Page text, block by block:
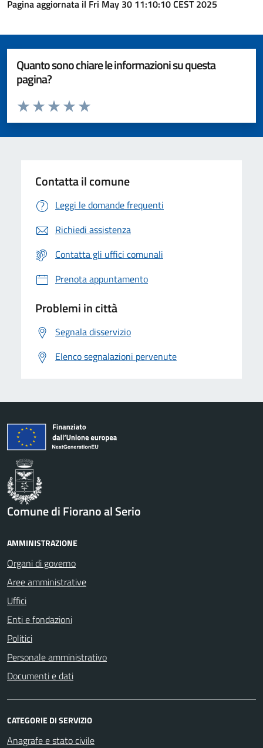
Pagina aggiornata il Fri May 30 11:10:10 CEST 2025
Quanto sono chiare le informazioni su questa
pagina?
Valuta da 1 a 5 stelle la pagina
Valuta 5 stelle su 5
Valuta 4 stelle su 5
Valuta 3 stelle su 5
Valuta 2 stelle su 5
Valuta 1 stelle su 5
Contatta il comune
Leggi le domande frequenti
Richiedi assistenza
Contatta gli uffici comunali
Prenota appuntamento
Problemi in città
Segnala disservizio
Elenco segnalazioni pervenute
Comune di Fiorano al Serio
AMMINISTRAZIONE
Organi di governo
Aree amministrative
Uffici
Enti e fondazioni
Politici
Personale amministrativo
Documenti e dati
CATEGORIE DI SERVIZIO
Anagrafe e stato civile